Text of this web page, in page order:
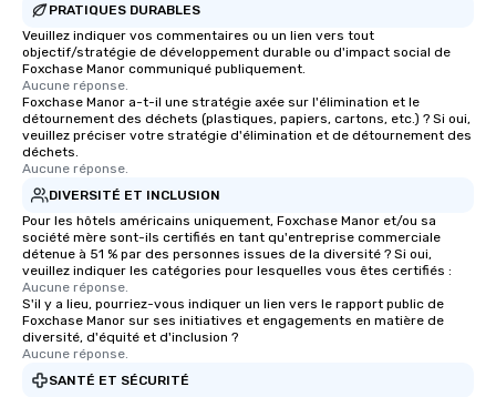
PRATIQUES DURABLES
Veuillez indiquer vos commentaires ou un lien vers tout
objectif/stratégie de développement durable ou d'impact social de
Foxchase Manor communiqué publiquement.
Aucune réponse.
Foxchase Manor a-t-il une stratégie axée sur l'élimination et le
détournement des déchets (plastiques, papiers, cartons, etc.) ? Si oui,
veuillez préciser votre stratégie d'élimination et de détournement des
déchets.
Aucune réponse.
DIVERSITÉ ET INCLUSION
Pour les hôtels américains uniquement, Foxchase Manor et/ou sa
société mère sont-ils certifiés en tant qu'entreprise commerciale
détenue à 51 % par des personnes issues de la diversité ? Si oui,
veuillez indiquer les catégories pour lesquelles vous êtes certifiés :
Aucune réponse.
S'il y a lieu, pourriez-vous indiquer un lien vers le rapport public de
Foxchase Manor sur ses initiatives et engagements en matière de
diversité, d'équité et d'inclusion ?
Aucune réponse.
SANTÉ ET SÉCURITÉ